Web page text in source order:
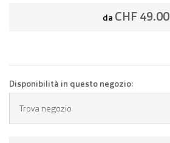
da CHF 49.00
Disponibilità in questo negozio:
Trova negozio